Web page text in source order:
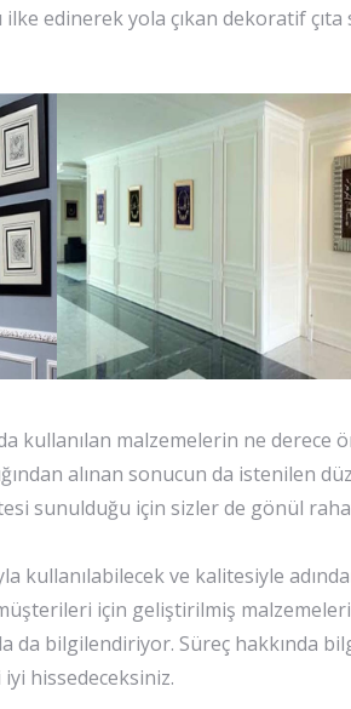
edinerek yola çıkan dekoratif
kullanılan malzemelerin ne derece
alınan sonucun da istenilen
sunulduğu için sizler de gönül
kullanılabilecek ve kalitesiyle
için geliştirilmiş
da bilgilendiriyor. Süreç hakkında
iyi hissedeceksiniz.